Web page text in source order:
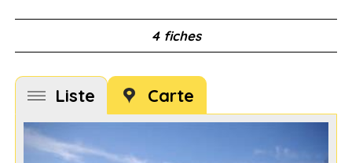
4 fiches
Liste Carte